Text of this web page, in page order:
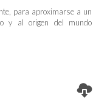
para aproximarse a un
y al origen del mundo